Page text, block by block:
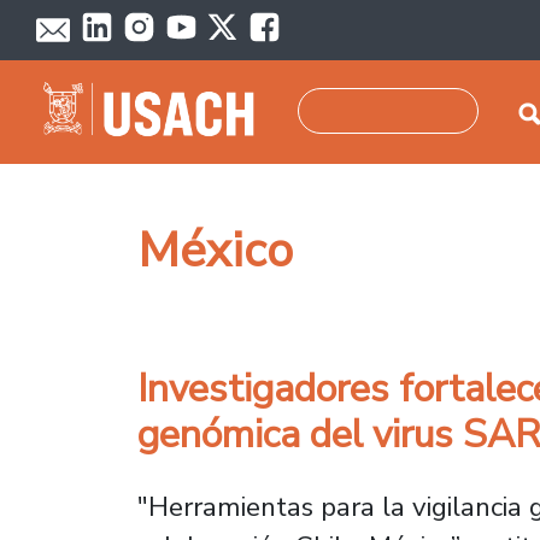
Pasar al contenido principal
México
Investigadores
genómica del virus
"Herramientas para la vigilancia